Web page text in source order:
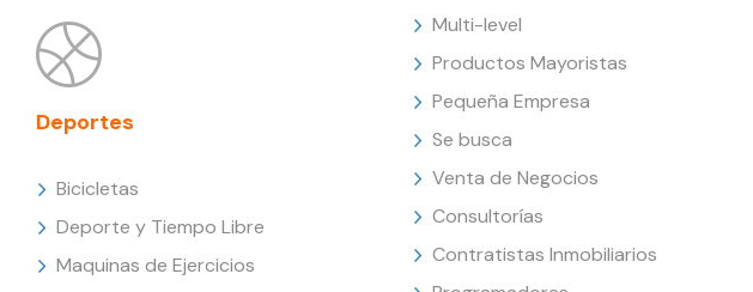
Deportes
Bicicletas
Deporte y Tiempo Libre
Maquinas de Ejercicios
Multi-level
Productos Mayoristas
Pequeña Empresa
Se busca
Venta de Negocios
Consultorías
Contratistas Inmobiliarios